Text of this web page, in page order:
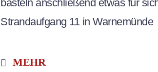
basteln anschließend etwas für
Strandaufgang 11 in Warnemünde
MEHR